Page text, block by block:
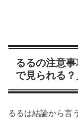
るるの注意
で見られる
るるは結論から言